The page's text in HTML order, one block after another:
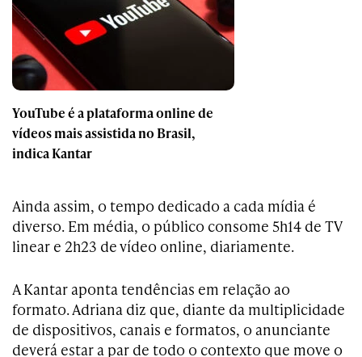
YouTube é a plataforma online de
vídeos mais assistida no Brasil,
indica Kantar
Ainda assim, o tempo dedicado a cada mídia é
diverso. Em média, o público consome 5h14 de TV
linear e 2h23 de vídeo online, diariamente.
A Kantar aponta tendências em relação ao
formato. Adriana diz que, diante da multiplicidade
de dispositivos, canais e formatos, o anunciante
deverá estar a par de todo o contexto que move o